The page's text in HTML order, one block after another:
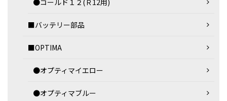
●コールド１２(Ｒ12用)
■バッテリー部品
■OPTIMA
●オプティマイエロー
●オプティマブルー